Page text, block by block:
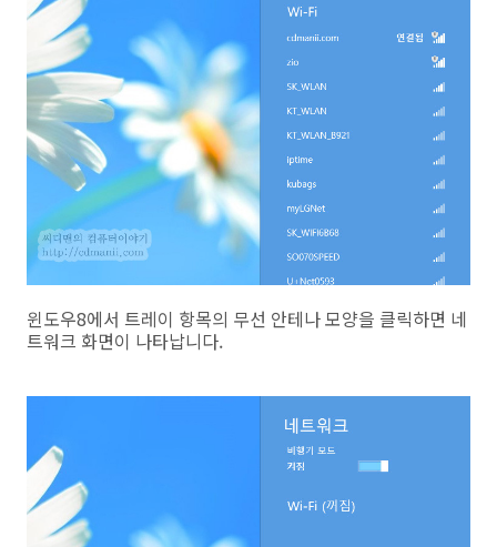
윈도우8에서 트레이 항목의 무선 안테나 모양을 클릭하면 네
트워크 화면이 나타납니다.